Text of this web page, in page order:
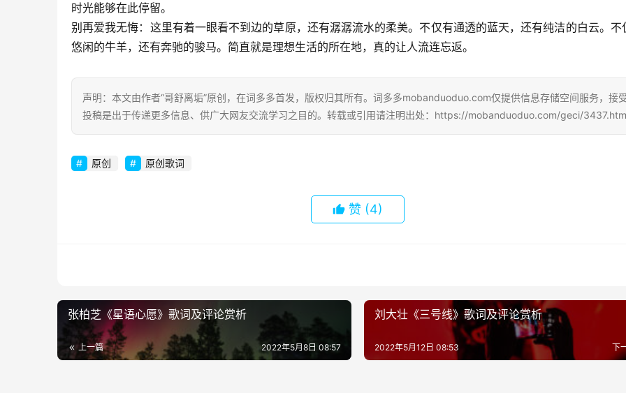
时光能够在此停留。
别再爱我无悔：这里有着一眼看不到边的草原，还有潺潺流水的柔美。不仅有通透的蓝天，还有纯洁的白云。不
悠闲的牛羊，还有奔驰的骏马。简直就是理想生活的所在地，真的让人流连忘返。
声明：本文由作者“哥舒离垢”原创，在词多多首发，版权归其所有。词多多mobanduoduo.com仅提供信息存储空间服务，接
投稿是出于传递更多信息、供广大网友交流学习之目的。转载或引用请注明出处：https://mobanduoduo.com/geci/
原创 原创歌词
赞 (4)
张柏芝《星语心愿》歌词及评论赏析
上一篇 2022年5月8日 08:57
刘大壮《三号线》歌词及评论赏析
下
2022年5月12日 08:53